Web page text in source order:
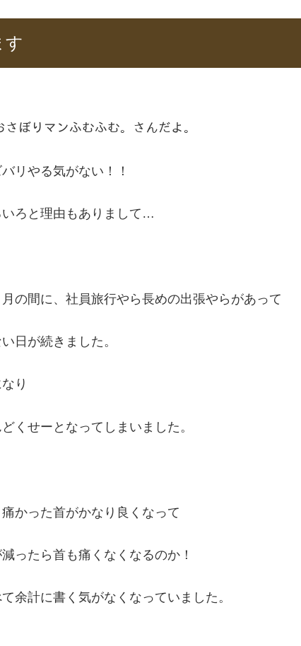
す
ぼりマンふむふむ。さんだよ。
リやる気がない！！
ろと理由もありまして…
の間に、社員旅行やら長めの出張やらがあって
日が続きました。
り
くせーとなってしまいました。
かった首がかなり良くなって
ったら首も痛くなくなるのか！
余計に書く気がなくなっていました。